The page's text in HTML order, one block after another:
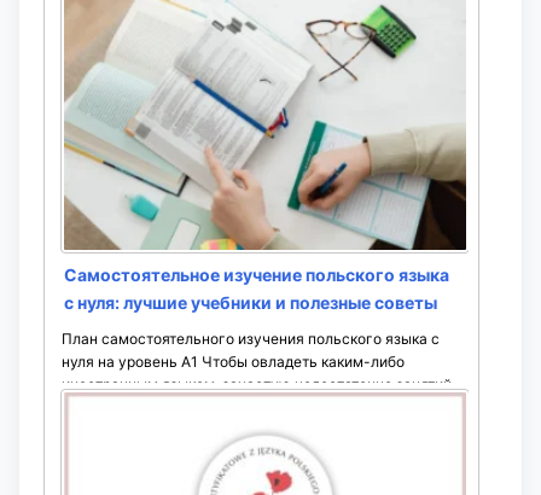
Самостоятельное изучение польского языка
с нуля: лучшие учебники и полезные советы
План самостоятельного изучения польского языка с
нуля на уровень А1 Чтобы овладеть каким-либо
иностранным языком, зачастую недостаточно занятий